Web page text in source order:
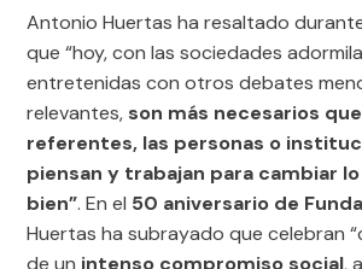
Antonio Huertas ha resaltado
que “hoy, con las sociedades
entretenidas con otros debates
relevantes, son más necesarios
referentes, las personas o
piensan y trabajan para cambiar
bien”. En el 50 aniversario de
Huertas ha subrayado que celebran
de un intenso compromiso social,